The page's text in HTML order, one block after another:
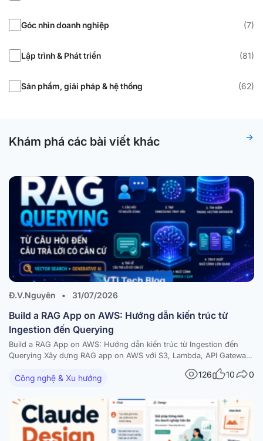
Góc nhìn doanh nghiệp (7)
Lập trình & Phát triển (81)
Sản phẩm, giải pháp & hệ thống (62)
Khám phá các bài viết khác
Đ.V.Nguyên • 31/07/2026
Build a RAG App on AWS: Hướng dẫn kiến trúc từ
Ingestion đến Querying
Build a RAG App on AWS: Hướng dẫn kiến trúc từ Ingestion đến
Querying Xây dựng RAG app on AWS với S3, Lambda, API Gateway,
Amazon Bedrock và vector database — kèm diagram và best
practices Trong bài viết này RAG là gì và vì sao nên build a RAG…
Công nghệ & Xu hướng 126 10 0